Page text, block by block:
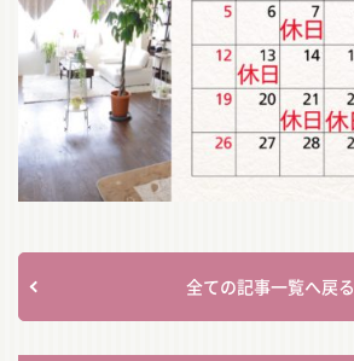
全ての記事一覧へ戻る